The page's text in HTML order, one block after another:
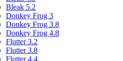
Bleak 5.2
Donkey Frog 3
Donkey Frog 3.8
Donkey Frog 4.8
Flutter 3.2
Flutter 3.8
Flutter 4.4